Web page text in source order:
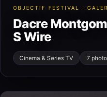
OBJECTIF FESTIVAL ·
Dacre
S Wire
Cinema & Series TV 7